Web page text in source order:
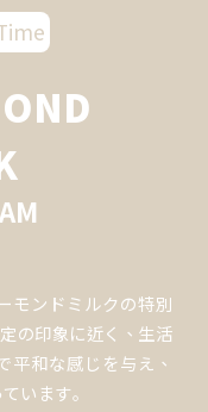
モンドミルクの特別
の印象に近く、生活
平和な感じを与え、
います｡